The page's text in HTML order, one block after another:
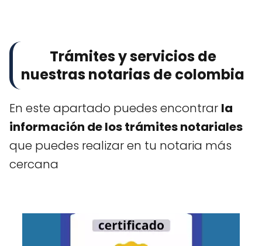
Trámites y servicios de
nuestras notarias de colombia
En este apartado puedes encontrar la
información de los trámites notariales
que puedes realizar en tu notaria más
cercana